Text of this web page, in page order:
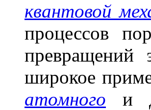
квантовой
процессов
превращений
широкое
атомного и